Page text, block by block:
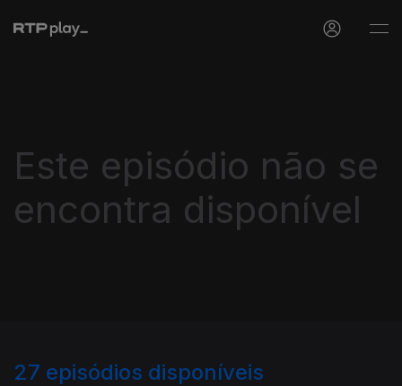
Este episódio não se
encontra disponível
27 episódios disponíveis